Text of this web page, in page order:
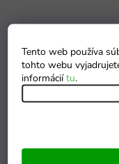
Tento web používa
tohto webu
informáciítu.